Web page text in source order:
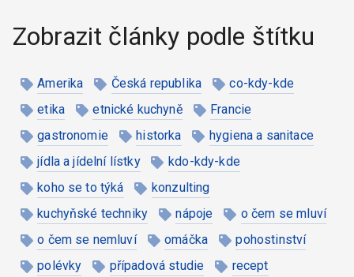
Zobrazit články podle štítku
Amerika Česká republika
co-kdy-kde
etika
etnické kuchyně
Francie
gastronomie
historka
hygiena a sanitace
jídla a jídelní lístky
kdo-kdy-kde
koho se to týká
konzulting
kuchyňské techniky
nápoje
o čem se mluví
o čem se nemluví
omáčka
pohostinství
polévky
případová studie
recept